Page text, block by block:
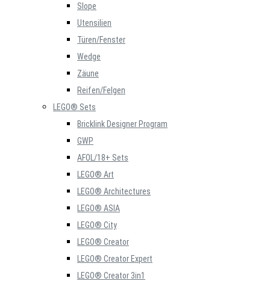
Slope
Utensilien
Türen/Fenster
Wedge
Zäune
Reifen/Felgen
LEGO® Sets
Bricklink Designer Program
GWP
AFOL/18+ Sets
LEGO® Art
LEGO® Architectures
LEGO® ASIA
LEGO® City
LEGO® Creator
LEGO® Creator Expert
LEGO® Creator 3in1